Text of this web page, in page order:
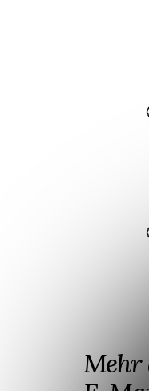
Mehr